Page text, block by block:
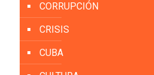
CORRUPCIÓN
CRISIS
CUBA